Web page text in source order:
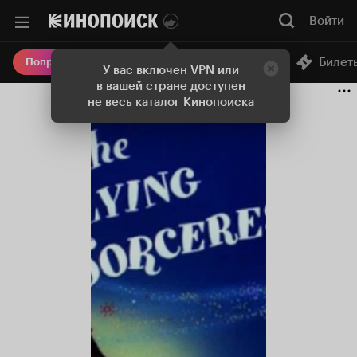
У вас включен VPN или
в вашей стране доступен
не весь каталог Кинопоиска
Войти
Попробовать Плюс Онлайн-кинотеатр